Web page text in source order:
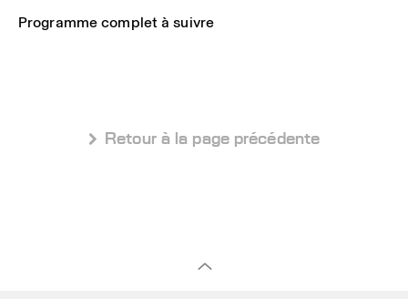
Programme complet à suivre
 Retour à la page précédente